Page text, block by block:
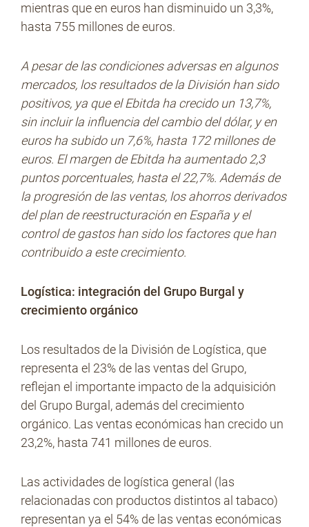
mientras que en euros han disminuido un 3,3%,
hasta 755 millones de euros.
A pesar de las condiciones adversas en algunos
mercados, los resultados de la División han sido
positivos, ya que el Ebitda ha crecido un 13,7%,
sin incluir la influencia del cambio del dólar, y en
euros ha subido un 7,6%, hasta 172 millones de
euros. El margen de Ebitda ha aumentado 2,3
puntos porcentuales, hasta el 22,7%. Además de
la progresión de las ventas, los ahorros derivados
del plan de reestructuración en España y el
control de gastos han sido los factores que han
contribuido a este crecimiento.
Logística: integración del Grupo Burgal y
crecimiento orgánico
Los resultados de la División de Logística, que
representa el 23% de las ventas del Grupo,
reflejan el importante impacto de la adquisición
del Grupo Burgal, además del crecimiento
orgánico. Las ventas económicas han crecido un
23,2%, hasta 741 millones de euros.
Las actividades de logística general (las
relacionadas con productos distintos al tabaco)
representan ya el 54% de las ventas económicas